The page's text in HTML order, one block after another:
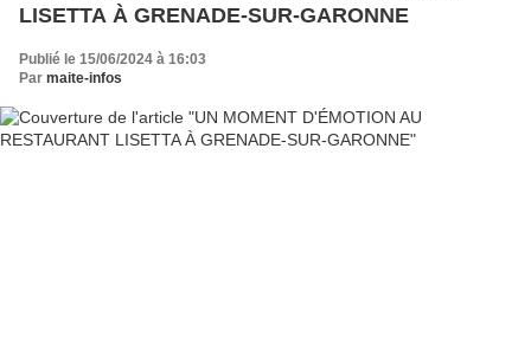
LISETTA À GRENADE-SUR-GARONNE
Publié le 15/06/2024 à 16:03
Par maite-infos